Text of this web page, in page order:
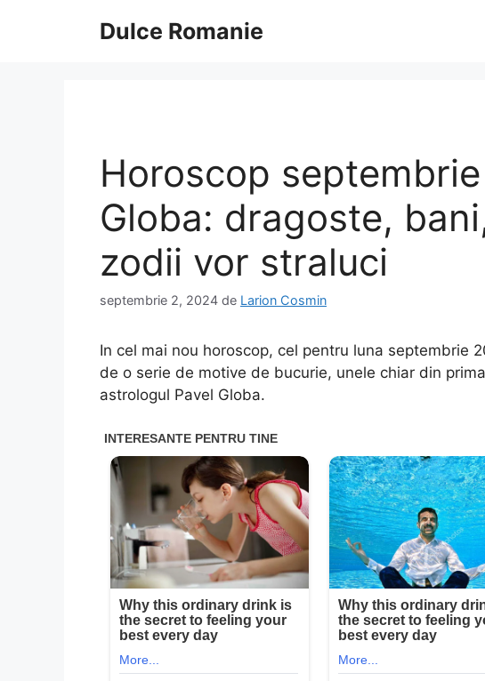
Dulce Romanie
Horoscop
Globa: dragoste,
zodii vor straluci
septembrie 2, 2024 de Larion Cosmin
In cel mai nou horoscop, cel pentru luna septembrie
de o serie de motive de bucurie, unele chiar din
astrologul Pavel Globa.